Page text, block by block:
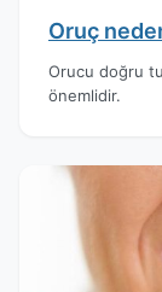
Oruç
Orucu doğru
önemlidir.